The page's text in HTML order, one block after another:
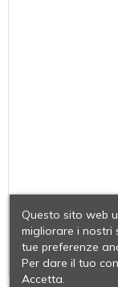
Questo sito web
migliorare i nostri
tue preferenze
Per dare il tuo
Accetta.